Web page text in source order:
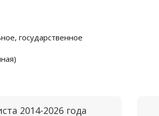
государственное
2014-2026 года